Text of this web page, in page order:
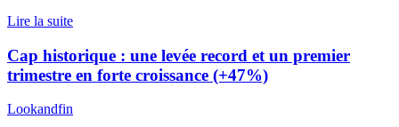
Lire la suite
Cap historique : une levée record et un premier
trimestre en forte croissance (+47%)
Lookandfin